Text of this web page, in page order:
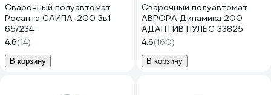
Сварочный полуавтомат
Ресанта САИПА-200 3в1
65/234
4.6(14)
В корзину
Сварочный полуавтомат
АВРОРА Динамика 200
АДАПТИВ ПУЛЬС 33825
4.6(160)
В корзину